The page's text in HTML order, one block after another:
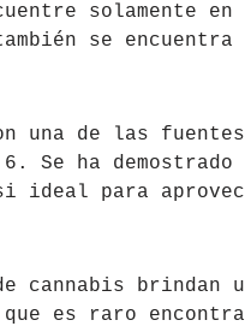
solamente
se encuentra
de las fuentes
Se ha
ideal para
cannabis brindan
es raro